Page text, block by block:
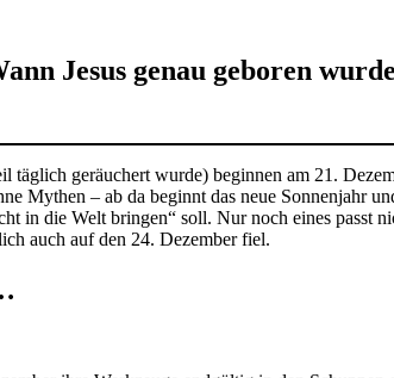
Jesus genau geboren
täglich geräuchert wurde) beginnen am 21.
Mythen – ab da beginnt das neue Sonnenjahr
in die Welt bringen“ soll. Nur noch eines passt
auch auf den 24. Dezember fiel.